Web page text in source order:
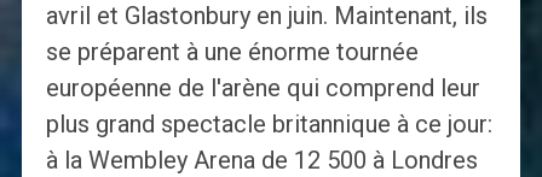
avril et Glastonbury en juin. Maintenant, ils
se préparent à une énorme tournée
européenne de l'arène qui comprend leur
plus grand spectacle britannique à ce jour:
à la Wembley Arena de 12 500 à Londres